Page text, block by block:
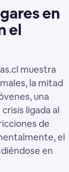
en
el
muestra
la mitad
una
ligada al
de
el
en